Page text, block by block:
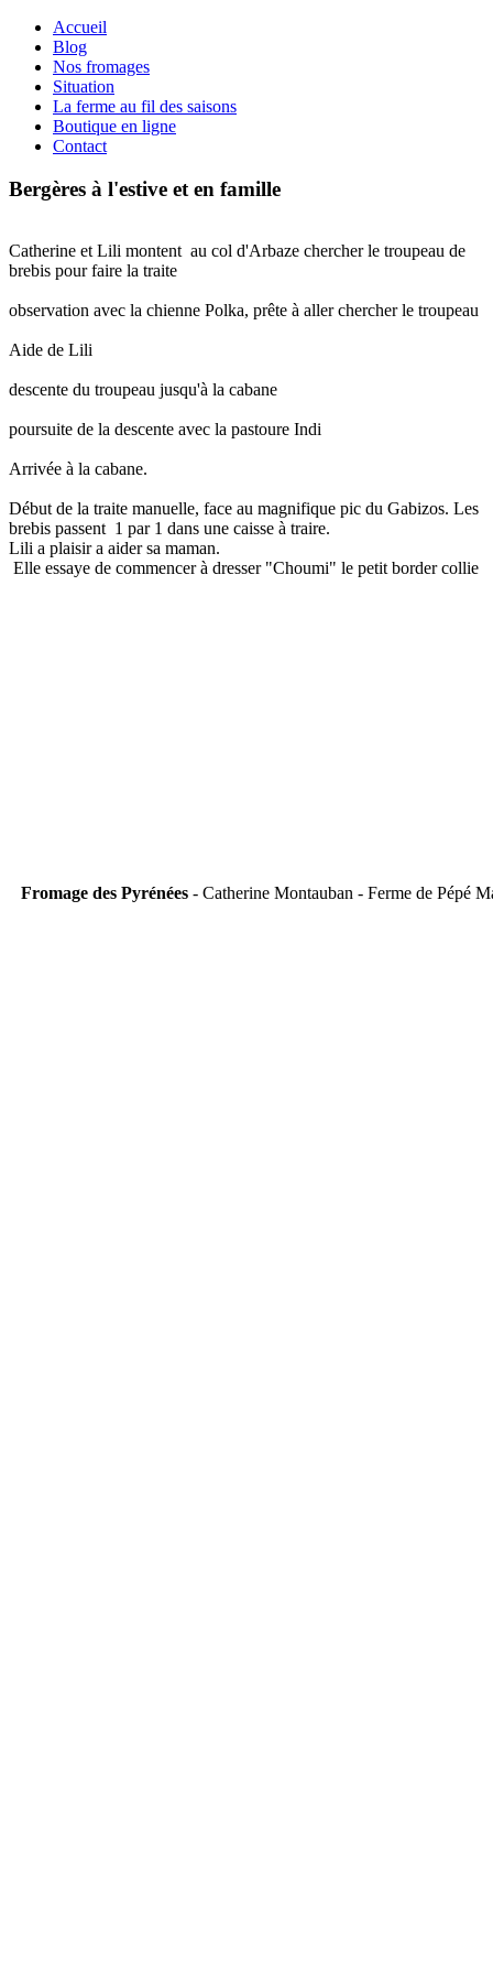
Accueil
Blog
Nos fromages
Situation
La ferme au fil des saisons
Boutique en ligne
Contact
Bergères à l'estive et en famille
Catherine et Lili montent au col d'Arbaze chercher le troupeau de
brebis pour faire la traite
observation avec la chienne Polka, prête à aller chercher le troupeau
Aide de Lili
descente du troupeau jusqu'à la cabane
poursuite de la descente avec la pastoure Indi
Arrivée à la cabane.
Début de la traite manuelle, face au magnifique pic du Gabizos. Les
brebis passent 1 par 1 dans une caisse à traire.
Lili a plaisir a aider sa maman.
Elle essaye de commencer à dresser "Choumi" le petit border collie
Fromage des Pyrénées- Catherine Montauban - Ferme de Pépé